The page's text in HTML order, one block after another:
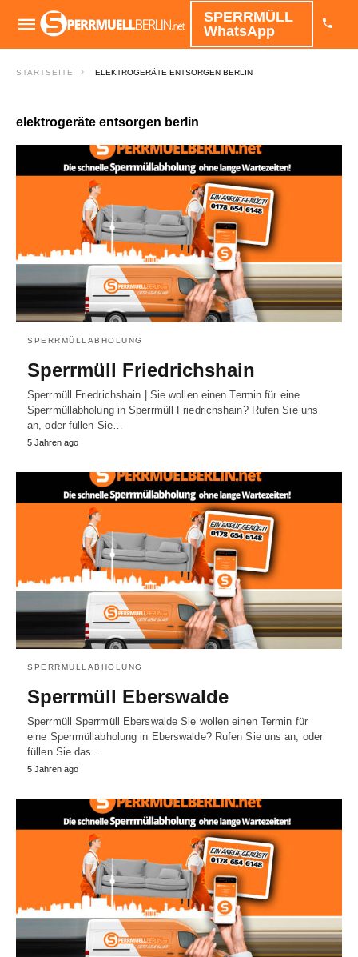
SPERRMÜLL
WhatsApp
STARTSEITE ELEKTROGERÄTE ENTSORGEN BERLIN
elektrogeräte entsorgen berlin
SPERRMÜLLABHOLUNG
Sperrmüll Friedrichshain
Sperrmüll Friedrichshain | Sie wollen einen Termin für eine
Sperrmüllabholung in Sperrmüll Friedrichshain? Rufen Sie uns
an, oder füllen Sie…
5 Jahren ago
SPERRMÜLLABHOLUNG
Sperrmüll Eberswalde
Sperrmüll Sperrmüll Eberswalde Sie wollen einen Termin für
eine Sperrmüllabholung in Eberswalde? Rufen Sie uns an, oder
füllen Sie das…
5 Jahren ago